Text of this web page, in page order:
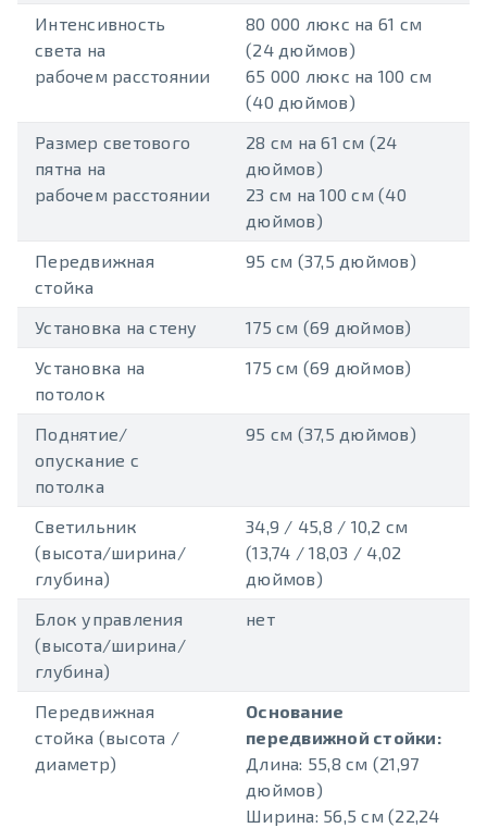
Интенсивность
света на
рабочем расстоянии
80 000 люкс на 61 см
(24 дюймов)
65 000 люкс на 100 см
(40 дюймов)
Размер светового
пятна на
рабочем расстоянии
28 см на 61 см (24
дюймов)
23 см на 100 см (40
дюймов)
Передвижная
стойка
95 см (37,5 дюймов)
Установка на стену
175 см (69 дюймов)
Установка на
потолок
175 см (69 дюймов)
Поднятие/
опускание с
потолка
95 см (37,5 дюймов)
Светильник
(высота/ширина/
глубина)
34,9 / 45,8 / 10,2 см
(13,74 / 18,03 / 4,02
дюймов)
Блок управления
(высота/ширина/
глубина)
нет
Передвижная
стойка (высота /
диаметр)
Основание
передвижной стойки:
Длина: 55,8 см (21,97
дюймов)
Ширина: 56,5 см (22,24